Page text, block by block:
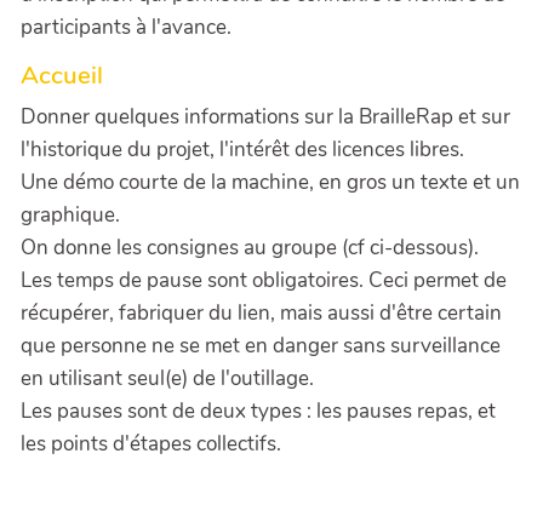
participants à l'avance.
Accueil
Donner quelques informations sur la BrailleRap et sur
l'historique du projet, l'intérêt des licences libres.
Une démo courte de la machine, en gros un texte et un
graphique.
On donne les consignes au groupe (cf ci-dessous).
Les temps de pause sont obligatoires. Ceci permet de
récupérer, fabriquer du lien, mais aussi d'être certain
que personne ne se met en danger sans surveillance
en utilisant seul(e) de l'outillage.
Les pauses sont de deux types : les pauses repas, et
les points d'étapes collectifs.